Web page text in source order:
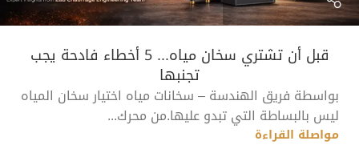
قبل أن تشتري سخان مياه... 5 أخطاء فادحة يجب
تجنبها
بواسطة فريق الهندسة – سخانات مياه اختيار سخان المياه
ليس بالبساطة التي تبدو عليها.من محرك...
مواصلة القراءة